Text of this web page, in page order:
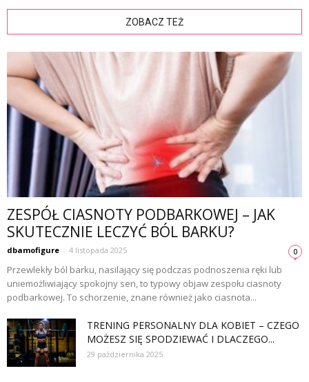
ZOBACZ TEŻ
ZESPÓŁ CIASNOTY PODBARKOWEJ – JAK
SKUTECZNIE LECZYĆ BÓL BARKU?
dbamofigure - 4 listopada 2025 0
Przewlekły ból barku, nasilający się podczas podnoszenia ręki lub
uniemożliwiający spokojny sen, to typowy objaw zespołu ciasnoty
podbarkowej. To schorzenie, znane również jako ciasnota...
TRENING PERSONALNY DLA KOBIET – CZEGO
MOŻESZ SIĘ SPODZIEWAĆ I DLACZEGO...
29 października 2025